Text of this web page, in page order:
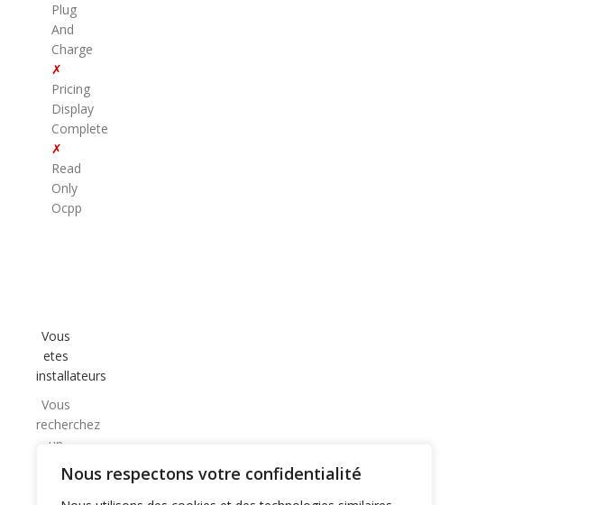
Nous respectons votre confidentialité
Plug
And
Charge
✗
Pricing
Display
Complete
✗
Read
Only
Ocpp
Vous
etes
installateurs
Vous
recherchez
un
partenaire
CPO